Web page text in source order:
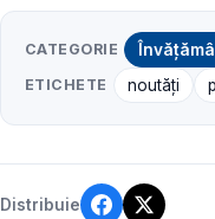
CATEGORIE
ETICHETE noutăți
Distribuie